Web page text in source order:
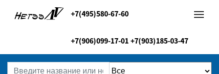
+7(495)580-67-60
+7(906)099-17-01 +7(903)185-03-47